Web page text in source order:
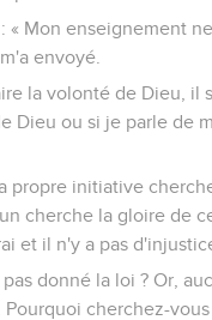
« Mon enseignement
envoyé.
la volonté de Dieu, il
Dieu ou si je parle de
propre initiative
cherche la gloire de
et il n'y a pas
donné la loi ? Or,
cherchez-